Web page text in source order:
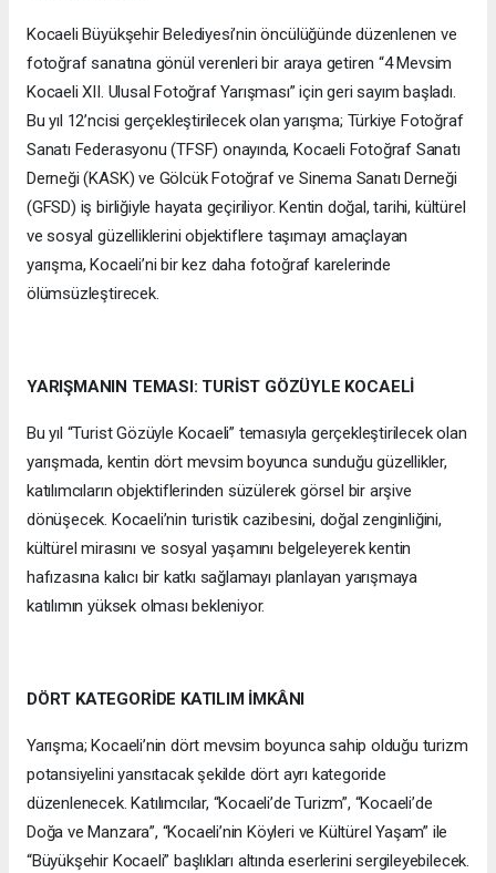
Kocaeli Büyükşehir Belediyesi’nin öncülüğünde düzenlenen ve
fotoğraf sanatına gönül verenleri bir araya getiren “4 Mevsim
Kocaeli XII. Ulusal Fotoğraf Yarışması” için geri sayım başladı.
Bu yıl 12’ncisi gerçekleştirilecek olan yarışma; Türkiye Fotoğraf
Sanatı Federasyonu (TFSF) onayında, Kocaeli Fotoğraf Sanatı
Derneği (KASK) ve Gölcük Fotoğraf ve Sinema Sanatı Derneği
(GFSD) iş birliğiyle hayata geçiriliyor. Kentin doğal, tarihi, kültürel
ve sosyal güzelliklerini objektiflere taşımayı amaçlayan
yarışma, Kocaeli’ni bir kez daha fotoğraf karelerinde
ölümsüzleştirecek.
YARIŞMANIN TEMASI: TURİST GÖZÜYLE KOCAELİ
Bu yıl “Turist Gözüyle Kocaeli” temasıyla gerçekleştirilecek olan
yarışmada, kentin dört mevsim boyunca sunduğu güzellikler,
katılımcıların objektiflerinden süzülerek görsel bir arşive
dönüşecek. Kocaeli’nin turistik cazibesini, doğal zenginliğini,
kültürel mirasını ve sosyal yaşamını belgeleyerek kentin
hafızasına kalıcı bir katkı sağlamayı planlayan yarışmaya
katılımın yüksek olması bekleniyor.
DÖRT KATEGORİDE KATILIM İMKÂNI
Yarışma; Kocaeli’nin dört mevsim boyunca sahip olduğu turizm
potansiyelini yansıtacak şekilde dört ayrı kategoride
düzenlenecek. Katılımcılar, “Kocaeli’de Turizm”, “Kocaeli’de
Doğa ve Manzara”, “Kocaeli’nin Köyleri ve Kültürel Yaşam” ile
“Büyükşehir Kocaeli” başlıkları altında eserlerini sergileyebilecek.